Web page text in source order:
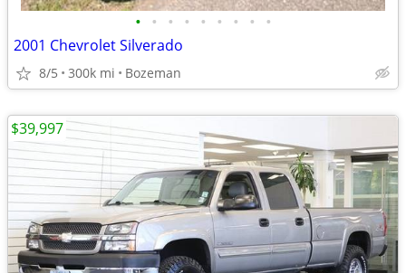
• • • • • • • • •
2001 Chevrolet Silverado
8/5 300k mi Bozeman
$39,997